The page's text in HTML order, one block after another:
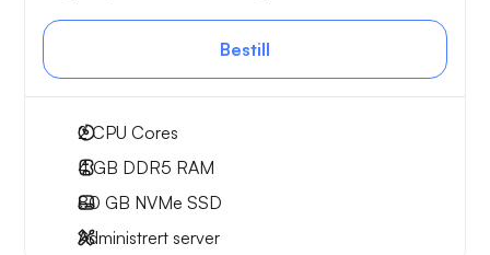
Bestill
2CPU Cores
4 GB DDR5 RAM
80 GB NVMe SSD
Administrert server